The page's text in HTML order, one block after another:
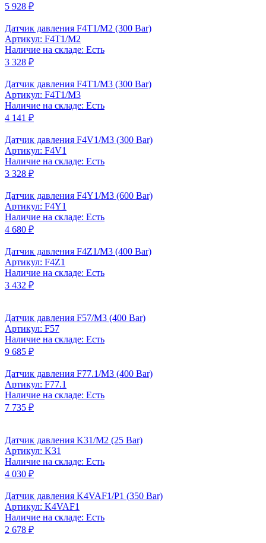
5 928 ₽
Датчик давления F4T1/M2 (300 Bar)
Артикул: F4T1/M2
Наличие на складе: Есть
3 328 ₽
Датчик давления F4T1/M3 (300 Bar)
Артикул: F4T1/M3
Наличие на складе: Есть
4 141 ₽
Датчик давления F4V1/M3 (300 Bar)
Артикул: F4V1
Наличие на складе: Есть
3 328 ₽
Датчик давления F4Y1/M3 (600 Bar)
Артикул: F4Y1
Наличие на складе: Есть
4 680 ₽
Датчик давления F4Z1/M3 (400 Bar)
Артикул: F4Z1
Наличие на складе: Есть
3 432 ₽
Датчик давления F57/M3 (400 Bar)
Артикул: F57
Наличие на складе: Есть
9 685 ₽
Датчик давления F77.1/M3 (400 Bar)
Артикул: F77.1
Наличие на складе: Есть
7 735 ₽
Датчик давления K31/M2 (25 Bar)
Артикул: K31
Наличие на складе: Есть
4 030 ₽
Датчик давления K4VAF1/P1 (350 Bar)
Артикул: K4VAF1
Наличие на складе: Есть
2 678 ₽